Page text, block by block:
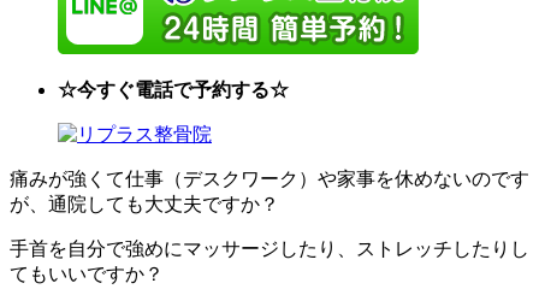
☆今すぐ電話で予約する☆
痛みが強くて仕事（デスクワーク）や家事を休めないのです
が、通院しても大丈夫ですか？
手首を自分で強めにマッサージしたり、ストレッチしたりし
てもいいですか？